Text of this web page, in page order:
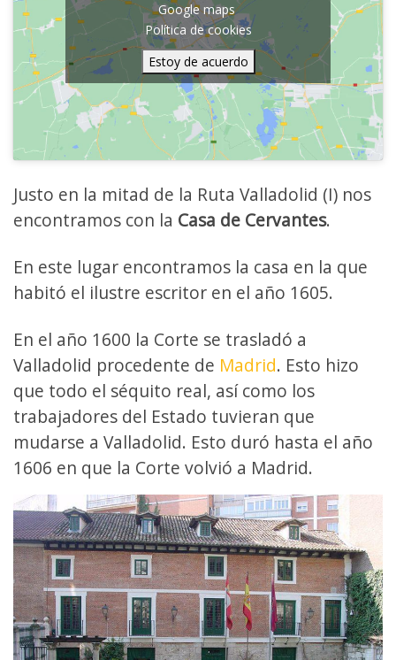
Google maps
Política de cookies
Estoy de acuerdo
Justo en la mitad de la Ruta Valladolid (I) nos
encontramos con la Casa de Cervantes.
En este lugar encontramos la casa en la que
habitó el ilustre escritor en el año 1605.
En el año 1600 la Corte se trasladó a
Valladolid procedente de Madrid. Esto hizo
que todo el séquito real, así como los
trabajadores del Estado tuvieran que
mudarse a Valladolid. Esto duró hasta el año
1606 en que la Corte volvió a Madrid.